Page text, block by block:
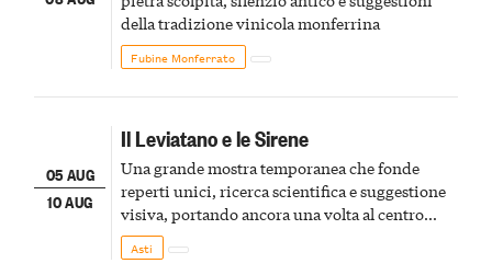
della tradizione vinicola monferrina
Fubine Monferrato
05 AUG
10 AUG
Il Leviatano e le Sirene
Una grande mostra temporanea che fonde
reperti unici, ricerca scientifica e suggestione
visiva, portando ancora una volta al centro
della scena le meraviglie del passato astigiano
Asti